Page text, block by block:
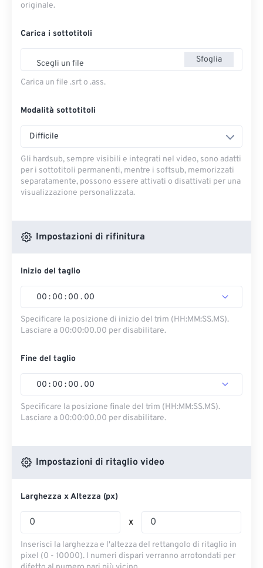
originale.
Carica i sottotitoli
Scegli un file Sfoglia
Carica un file .srt o .ass.
Modalità sottotitoli
Difficile
Gli hardsub, sempre visibili e integrati nel video, sono adatti
per i sottotitoli permanenti, mentre i softsub, memorizzati
separatamente, possono essere attivati ​​o disattivati ​​per una
visualizzazione personalizzata.
Impostazioni di rifinitura
Inizio del taglio
00 : 00 : 00 . 00
Specificare la posizione di inizio del trim (HH:MM:SS.MS).
Lasciare a 00:00:00.00 per disabilitare.
Fine del taglio
00 : 00 : 00 . 00
Specificare la posizione finale del trim (HH:MM:SS.MS).
Lasciare a 00:00:00.00 per disabilitare.
Impostazioni di ritaglio video
Larghezza x Altezza (px)
x
Inserisci la larghezza e l'altezza del rettangolo di ritaglio in
pixel (0 - 10000). I numeri dispari verranno arrotondati per